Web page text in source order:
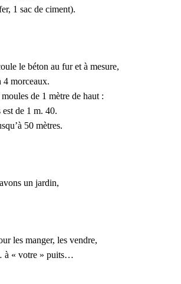
, 1 sac de ciment).
le béton au fur et à mesure,
4 morceaux.
de 1 mètre de haut :
de 1 m. 40.
50 mètres.
un jardin,
les manger, les vendre,
à « votre » puits…